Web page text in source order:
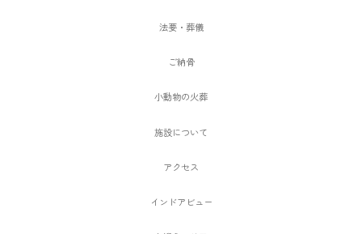
法要・葬儀
ご納骨
小動物の火葬
施設について
アクセス
インドアビュー